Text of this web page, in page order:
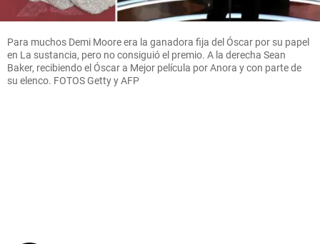
Para muchos Demi Moore era la ganadora fija del Óscar por su papel
en La sustancia, pero no consiguió el premio. A la derecha Sean
Baker, recibiendo el Óscar a Mejor película por Anora y con parte de
su elenco. FOTOS Getty y AFP